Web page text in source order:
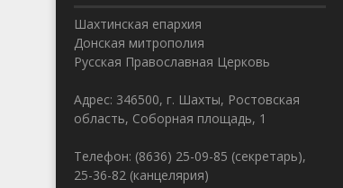
Шахтинская епархия
Донская митрополия
Русская Православная Церковь
Адрес: 346500, г. Шахты, Ростовская
область, Соборная площадь, 1
Телефон: (8636) 25-09-85 (секретарь),
25-36-82 (канцелярия)